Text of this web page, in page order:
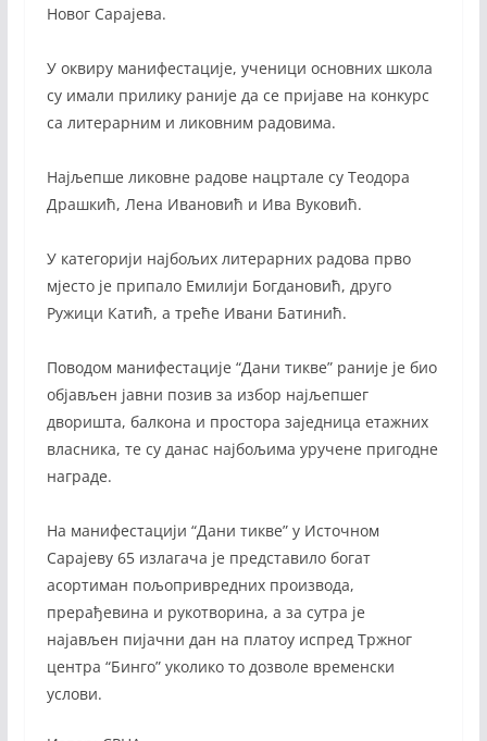
Новог Сарајева.
У оквиру манифестације, ученици основних школа
су имали прилику раније да се пријаве на конкурс
са литерарним и ликовним радовима.
Најљепше ликовне радове нацртале су Теодора
Драшкић, Лена Ивановић и Ива Вуковић.
У категорији најбољих литерарних радова прво
мјесто је припало Емилији Богдановић, друго
Ружици Катић, а треће Ивани Батинић.
Поводом манифестације “Дани тикве” раније је био
објављен јавни позив за избор најљепшег
дворишта, балкона и простора заједница етажних
власника, те су данас најбољима уручене пригодне
награде.
На манифестацији “Дани тикве” у Источном
Сарајеву 65 излагача је представило богат
асортиман пољопривредних производа,
прерађевина и рукотворина, а за сутра је
најављен пијачни дан на платоу испред Тржног
центра “Бинго” уколико то дозволе временски
услови.